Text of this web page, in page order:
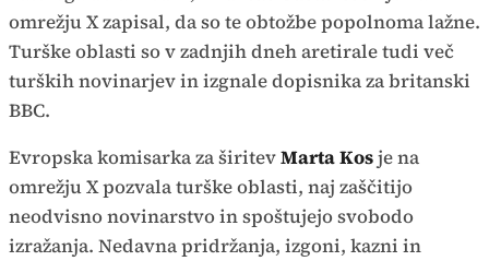
omrežju X zapisal, da so te obtožbe popolnoma lažne.
Turške oblasti so v zadnjih dneh aretirale tudi več
turških novinarjev in izgnale dopisnika za britanski
BBC.
Evropska komisarka za širitevMarta Kosje na
omrežju X pozvala turške oblasti, naj zaščitijo
neodvisno novinarstvo in spoštujejo svobodo
izražanja. Nedavna pridržanja, izgoni, kazni in